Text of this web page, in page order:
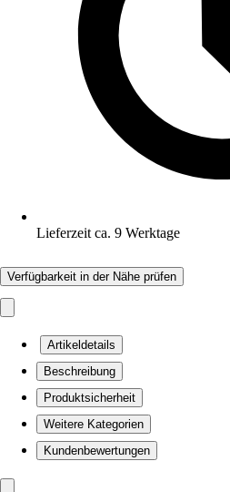
Lieferzeit ca. 9 Werktage
Verfügbarkeit in der Nähe prüfen
Artikeldetails
Beschreibung
Produktsicherheit
Weitere Kategorien
Kundenbewertungen